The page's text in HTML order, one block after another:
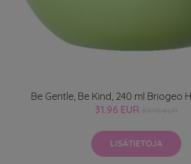
Be Gentle, Be Kind, 240 ml Briogeo
31.96 EUR
LISÄTIETOJA